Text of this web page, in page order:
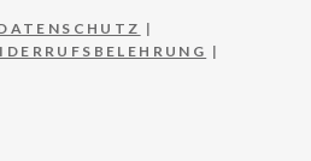
|
|